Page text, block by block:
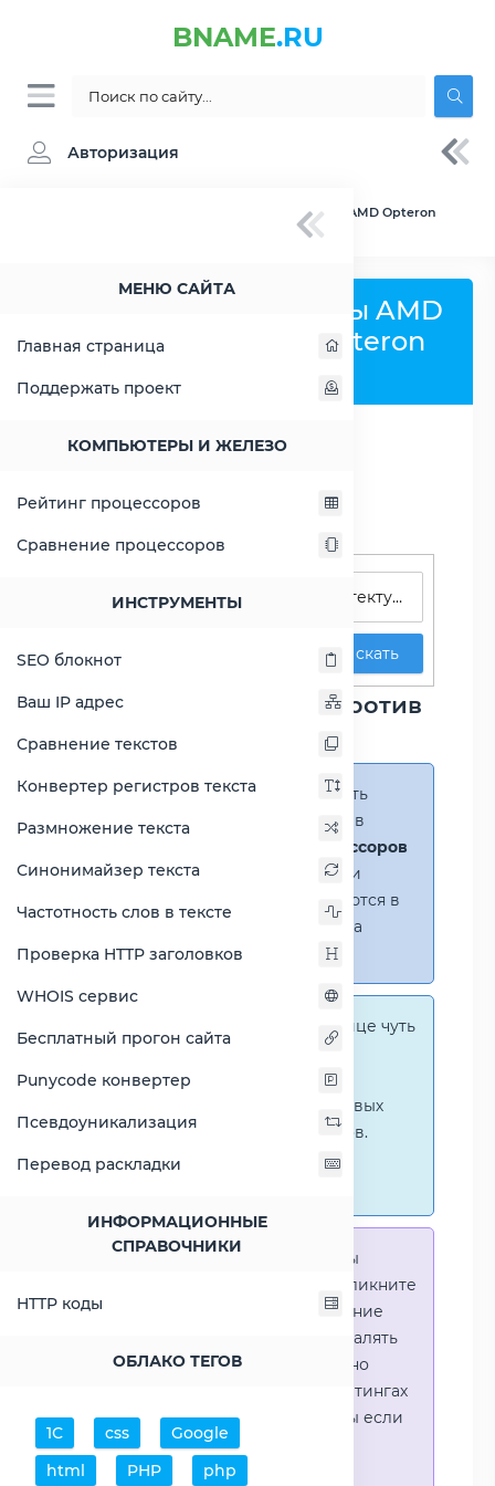
BNAME.RU
Авторизация
МЕНЮ САЙТА
Главная страница
Поддержать проект
КОМПЬЮТЕРЫ И ЖЕЛЕЗО
Рейтинг процессоров
Сравнение процессоров
ИНСТРУМЕНТЫ
SEO блокнот
Ваш IP адрес
Сравнение текстов
Конвертер регистров текста
Размножение текста
Синонимайзер текста
Частотность слов в тексте
Проверка HTTP заголовков
WHOIS сервис
Бесплатный прогон сайта
Punycode конвертер
Псевдоуникализация
Перевод раскладки
ИНФОРМАЦИОННЫЕ
СПРАВОЧНИКИ
HTTP коды
ОБЛАКО ТЕГОВ
1С css
Google
html
PHP
php
» Сравнение AMD A6-6400B vs AMD Opteron
Сравнить процессоры AMD
A6-6400B и AMD Opteron
Поиск процессоров
Искать
Сравнение A6-6400B против
Opteron 2222
Справка:Можно добавить
несколько процессоров в
(до 14 процессоров
в таблице)
. В случае если
процессоры не помещаются в
таблицу, появится полоса
прокрутки.
На этой странице чуть
графические сравнения
количественных и числовых
параметров процессоров.
Перейти к наглядным
Справка:Для того что-бы
выделить процессор - кликните
на его название. Выделение
позволяет выборочно удалять
процессоры или наглядно
видеть результаты в рейтингах
(Во избежении путаницы если
в таблице несколько
процессоров)